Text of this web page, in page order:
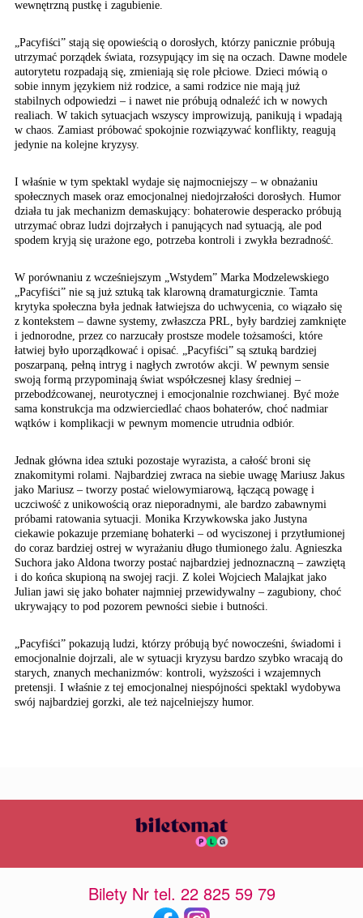
wewnętrzną pustkę i zagubienie.
„Pacyfiści” stają się opowieścią o dorosłych, którzy panicznie próbują
utrzymać porządek świata, rozsypujący im się na oczach. Dawne modele
autorytetu rozpadają się, zmieniają się role płciowe. Dzieci mówią o
sobie innym językiem niż rodzice, a sami rodzice nie mają już
stabilnych odpowiedzi – i nawet nie próbują odnaleźć ich w nowych
realiach. W takich sytuacjach wszyscy improwizują, panikują i wpadają
w chaos. Zamiast próbować spokojnie rozwiązywać konflikty, reagują
jedynie na kolejne kryzysy.
I właśnie w tym spektakl wydaje się najmocniejszy – w obnażaniu
społecznych masek oraz emocjonalnej niedojrzałości dorosłych. Humor
działa tu jak mechanizm demaskujący: bohaterowie desperacko próbują
utrzymać obraz ludzi dojrzałych i panujących nad sytuacją, ale pod
spodem kryją się urażone ego, potrzeba kontroli i zwykła bezradność.
W porównaniu z wcześniejszym „Wstydem” Marka Modzelewskiego
„Pacyfiści” nie są już sztuką tak klarowną dramaturgicznie. Tamta
krytyka społeczna była jednak łatwiejsza do uchwycenia, co wiązało się
z kontekstem – dawne systemy, zwłaszcza PRL, były bardziej zamknięte
i jednorodne, przez co narzucały prostsze modele tożsamości, które
łatwiej było uporządkować i opisać. „Pacyfiści” są sztuką bardziej
poszarpaną, pełną intryg i nagłych zwrotów akcji. W pewnym sensie
swoją formą przypominają świat współczesnej klasy średniej –
przebodźcowanej, neurotycznej i emocjonalnie rozchwianej. Być może
sama konstrukcja ma odzwierciedlać chaos bohaterów, choć nadmiar
wątków i komplikacji w pewnym momencie utrudnia odbiór.
Jednak główna idea sztuki pozostaje wyrazista, a całość broni się
znakomitymi rolami. Najbardziej zwraca na siebie uwagę Mariusz Jakus
jako Mariusz – tworzy postać wielowymiarową, łączącą powagę i
uczciwość z unikowością oraz nieporadnymi, ale bardzo zabawnymi
próbami ratowania sytuacji. Monika Krzywkowska jako Justyna
ciekawie pokazuje przemianę bohaterki – od wyciszonej i przytłumionej
do coraz bardziej ostrej w wyrażaniu długo tłumionego żalu. Agnieszka
Suchora jako Aldona tworzy postać najbardziej jednoznaczną – zawziętą
i do końca skupioną na swojej racji. Z kolei Wojciech Malajkat jako
Julian jawi się jako bohater najmniej przewidywalny – zagubiony, choć
ukrywający to pod pozorem pewności siebie i butności.
„Pacyfiści” pokazują ludzi, którzy próbują być nowocześni, świadomi i
emocjonalnie dojrzali, ale w sytuacji kryzysu bardzo szybko wracają do
starych, znanych mechanizmów: kontroli, wyższości i wzajemnych
pretensji. I właśnie z tej emocjonalnej niespójności spektakl wydobywa
swój najbardziej gorzki, ale też najcelniejszy humor.
Bilety Nr tel. 22 825 59 79